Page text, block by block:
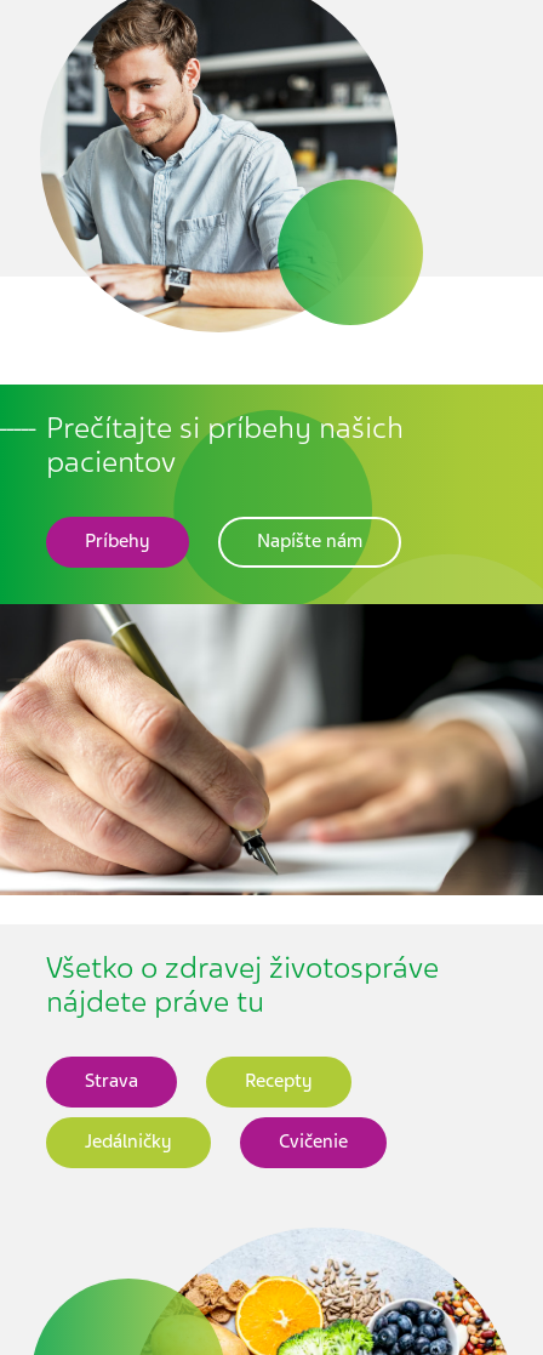
Prečítajte si príbehy našich
pacientov
Príbehy Napíšte nám
Všetko o zdravej životospráve
nájdete práve tu
Strava Recepty
Jedálničky Cvičenie